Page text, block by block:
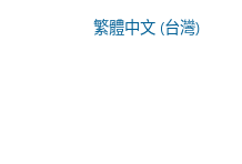
繁體中文 (台灣)